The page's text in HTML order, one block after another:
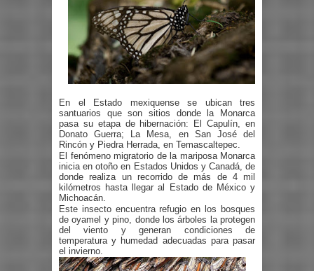
En el Estado mexiquense se ubican tres
santuarios que son sitios donde la Monarca
pasa su etapa de hibernación: El Capulín, en
Donato Guerra; La Mesa, en San José del
Rincón y Piedra Herrada, en Temascaltepec.
El fenómeno migratorio de la mariposa Monarca
inicia en otoño en Estados Unidos y Canadá, de
donde realiza un recorrido de más de 4 mil
kilómetros hasta llegar al Estado de México y
Michoacán.
Este insecto encuentra refugio en los bosques
de oyamel y pino, donde los árboles la protegen
del viento y generan condiciones de
temperatura y humedad adecuadas para pasar
el invierno.